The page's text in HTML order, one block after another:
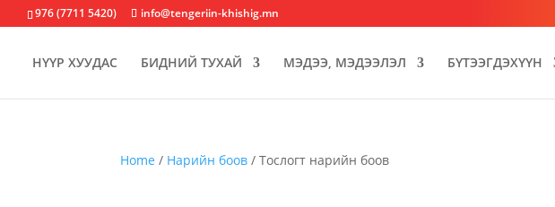
976 (7711 5420) info@tengeriin-khishig.mn
НҮҮР ХУУДАС БИДНИЙ ТУХАЙ МЭДЭЭ, МЭДЭЭЛЭЛ БҮТЭЭГДЭХҮҮН
Home / Нарийн боов / Тослогт нарийн боов